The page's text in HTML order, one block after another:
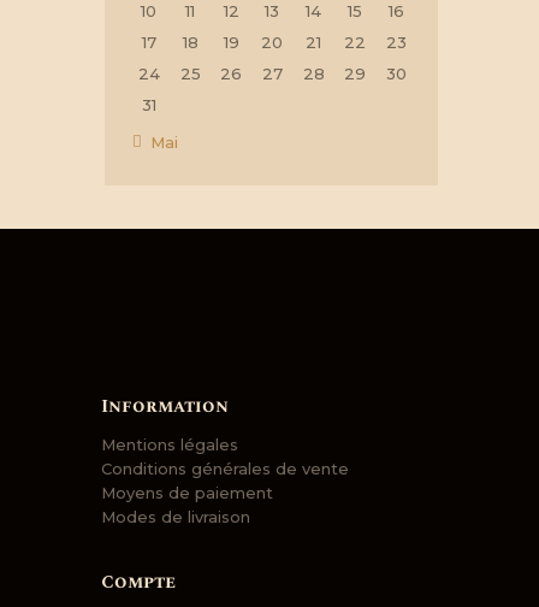
10
11 12 13 14 15
16
17
18 19 20 21 22
23
24
25 26 27 28 29
30
31
« Mai
Information
Mentions légales
Conditions générales de vente
Moyens de paiement
Modes de livraison
Compte